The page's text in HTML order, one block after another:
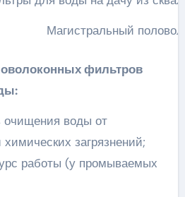
Магистральный
фильтров
очищения воды от
загрязнений;
работы (у промываемых